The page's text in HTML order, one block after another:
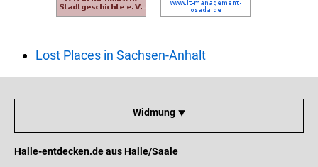
Lost Places in Sachsen-Anhalt
Widmung ⯆
Halle-entdecken.de aus Halle/Saale